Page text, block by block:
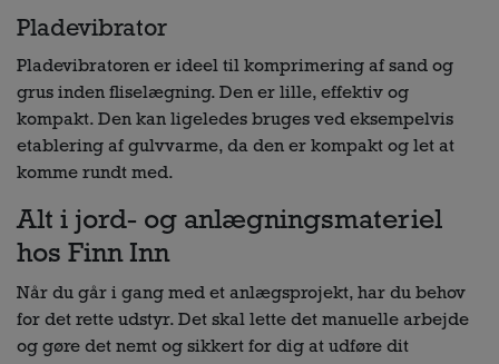
Pladevibrator
Pladevibratoren er ideel til komprimering af sand og
grus inden fliselægning. Den er lille, effektiv og
kompakt. Den kan ligeledes bruges ved eksempelvis
etablering af gulvvarme, da den er kompakt og let at
komme rundt med.
Alt i jord- og anlægningsmateriel
hos Finn Inn
Når du går i gang med et anlægsprojekt, har du behov
for det rette udstyr. Det skal lette det manuelle arbejde
og gøre det nemt og sikkert for dig at udføre dit